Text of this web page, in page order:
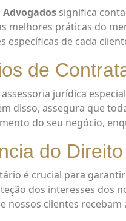
Advogados significa
melhores práticas do
específicas de cada
de
jurídica
disso, assegura que
do seu negócio,
do
é crucial para
dos interesses dos
nossos clientes